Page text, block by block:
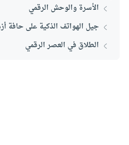
الأسرة والوحش الرقمي
جيل الهواتف الذكية على حافة
الطلاق في العصر الرقمي